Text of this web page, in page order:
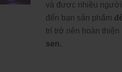
và được nhiều
đến bạn sản phẩm
trí trở nên hoàn
sen.